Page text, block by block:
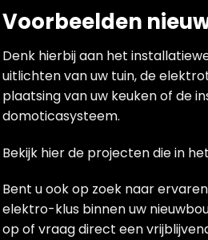
Voorbeelden
Denk hierbij aan het
uitlichten van uw tuin, de
plaatsing van uw keuken of de
domoticasysteem.
Bekijk hierde projecten die in
Bent u ook op zoek naar
elektro-klus binnen uw
op of vraag direct een